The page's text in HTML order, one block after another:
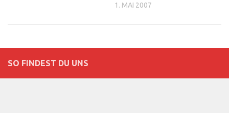
1. MAI 2007
SO FINDEST DU UNS